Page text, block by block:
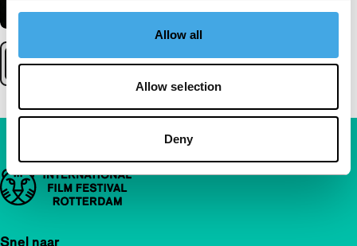
Allow all
Allow selection
Deny
Belangrijke links
Snel naar